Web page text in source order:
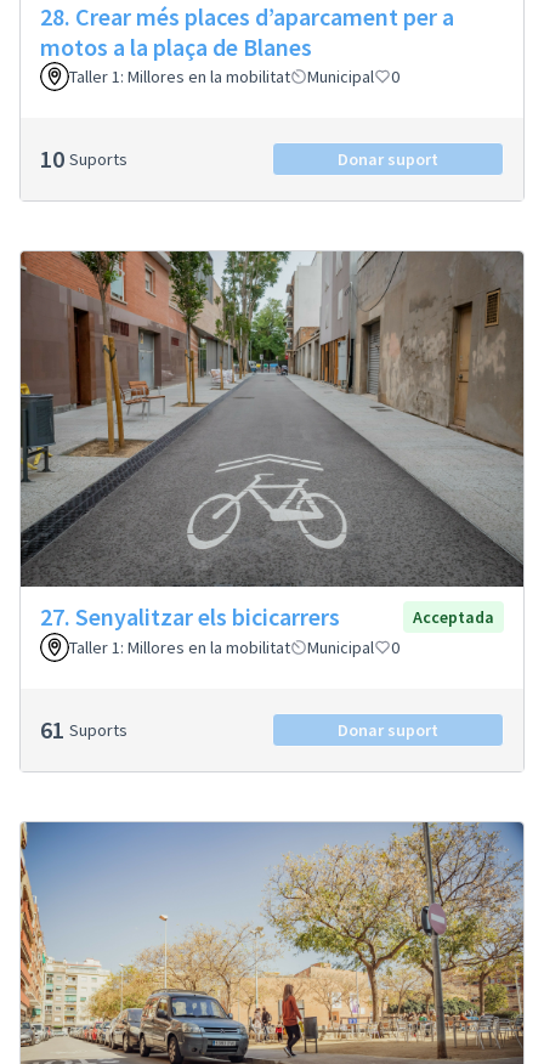
28. Crear més places d’aparcament per a
motos a la plaça de Blanes
Taller 1: Millores en la mobilitat Municipal 0
10 Suports Donar suport
27. Senyalitzar els bicicarrers
Acceptada
Taller 1: Millores en la mobilitat
Municipal 0
61 Suports Donar suport